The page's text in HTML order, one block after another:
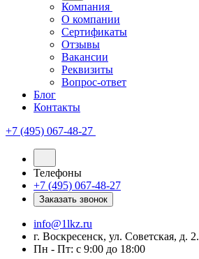
Компания
О компании
Сертификаты
Отзывы
Вакансии
Реквизиты
Вопрос-ответ
Блог
Контакты
+7 (495) 067-48-27
Телефоны
+7 (495) 067-48-27
Заказать звонок
info@1lkz.ru
г. Воскресенск, ул. Советская, д. 2.
Пн - Пт: с 9:00 до 18:00